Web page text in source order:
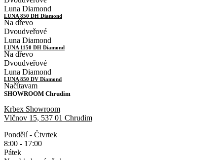
Luna Diamond
LUNA 850 DH Diamond
Na dřevo
Dvoudveřové
Luna Diamond
LUNA 1150 DH Diamond
Na dřevo
Dvoudveřové
Luna Diamond
LUNA 850 DV Diamond
Načítavam
SHOWROOM Chrudim
Krbex Showroom
Vlčnov 15, 537 01 Chrudim
Pondělí - Čtvrtek
8:00 - 17:00
Pátek